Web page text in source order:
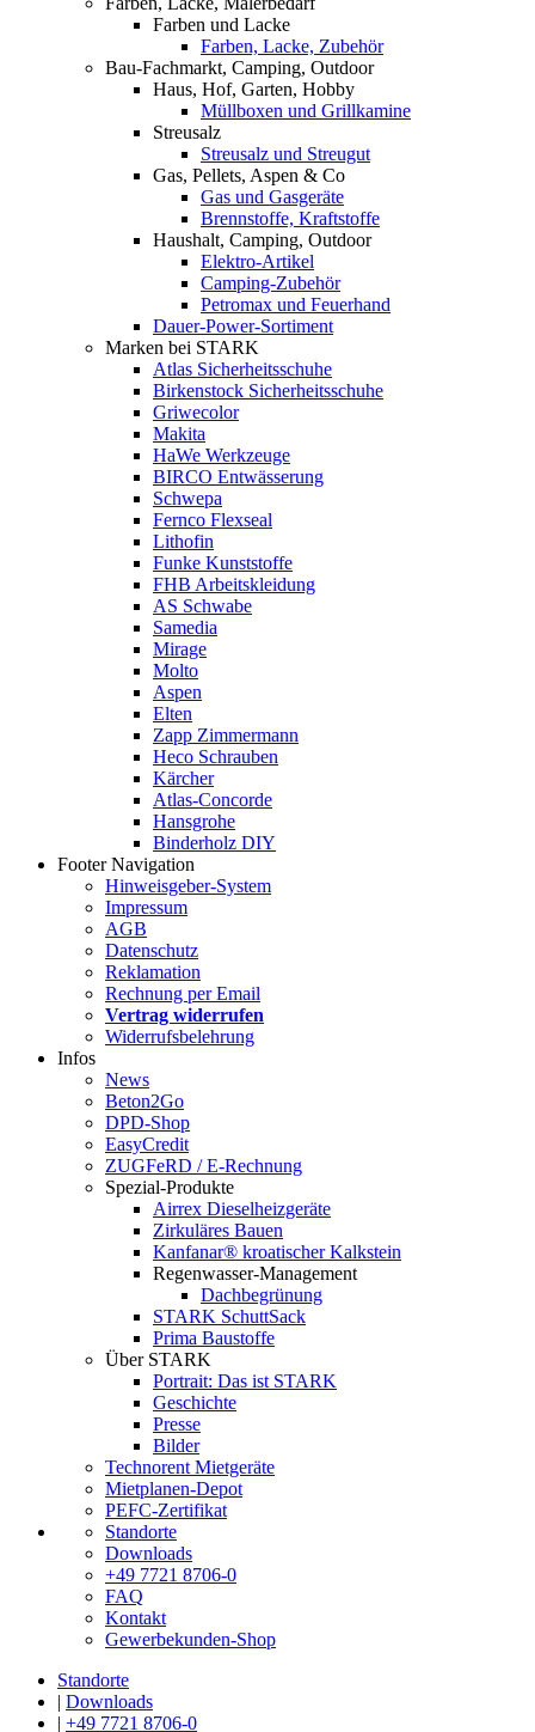
Farben und Lacke
Farben, Lacke, Zubehör
Bau-Fachmarkt, Camping, Outdoor
Haus, Hof, Garten, Hobby
Müllboxen und Grillkamine
Streusalz
Streusalz und Streugut
Gas, Pellets, Aspen & Co
Gas und Gasgeräte
Brennstoffe, Kraftstoffe
Haushalt, Camping, Outdoor
Elektro-Artikel
Camping-Zubehör
Petromax und Feuerhand
Dauer-Power-Sortiment
Marken bei STARK
Atlas Sicherheitsschuhe
Birkenstock Sicherheitsschuhe
Griwecolor
Makita
HaWe Werkzeuge
BIRCO Entwässerung
Schwepa
Fernco Flexseal
Lithofin
Funke Kunststoffe
FHB Arbeitskleidung
AS Schwabe
Samedia
Mirage
Molto
Aspen
Elten
Zapp Zimmermann
Heco Schrauben
Kärcher
Atlas-Concorde
Hansgrohe
Binderholz DIY
Footer Navigation
Hinweisgeber-System
Impressum
AGB
Datenschutz
Reklamation
Rechnung per Email
Vertrag widerrufen
Widerrufsbelehrung
Infos
News
Beton2Go
DPD-Shop
EasyCredit
ZUGFeRD / E-Rechnung
Spezial-Produkte
Airrex Dieselheizgeräte
Zirkuläres Bauen
Kanfanar® kroatischer Kalkstein
Regenwasser-Management
Dachbegrünung
STARK SchuttSack
Prima Baustoffe
Über STARK
Portrait: Das ist STARK
Geschichte
Presse
Bilder
Technorent Mietgeräte
Mietplanen-Depot
PEFC-Zertifikat
Standorte
Downloads
+49 7721 8706-0
FAQ
Kontakt
Gewerbekunden-Shop
Standorte
| Downloads
| +49 7721 8706-0